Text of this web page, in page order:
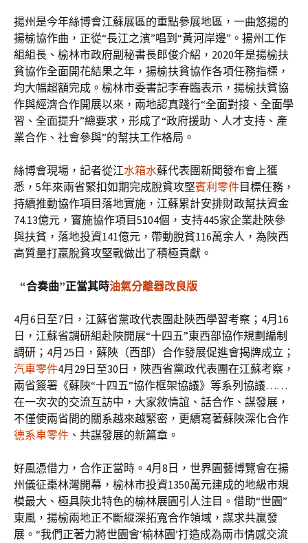
揚州是今年絲博會江蘇展區的重點參展地區，一曲悠揚的
揚榆協作曲，正從“長江之濱”唱到“黃河岸邊”。揚州工作
組組長、榆林市政府副秘書長郎俊介紹，2020年是揚榆扶
貧協作全面開花結果之年，揚榆扶貧協作各項任務指標，
均大幅超額完成。榆林市委書記李春臨表示，揚榆扶貧協
作與經濟合作開展以來，兩地認真踐行“全面對接、全面學
習、全面提升”總要求，形成了“政府援助、人才支持、產
業合作、社會參與”的幫扶工作格局。
絲博會現場，記者從江水箱水蘇代表團新聞發布會上獲
悉，5年來兩省緊扣如期完成脫貧攻堅賓利零件目標任務，
持續推動協作項目落地實施，江蘇累計安排財政幫扶資金
74.13億元，實施協作項目5104個，支持445家企業赴陜參
與扶貧，落地投資141億元，帶動脫貧116萬余人，為陜西
高質量打贏脫貧攻堅戰做出了積極貢獻。
“合奏曲”正當其時油氣分離器改良版
4月6日至7日，江蘇省黨政代表團赴陜西學習考察；4月16
日，江蘇省調研組赴陜開展“十四五”東西部協作規劃編制
調研；4月25日，蘇陜（西部）合作發展促進會揭牌成立；
汽車零件4月29日至30日，陜西省黨政代表團在江蘇考察，
兩省簽署《蘇陜“十四五”協作框架協議》等系列協議……
在一次次的交流互訪中，大家敘情誼、話合作、謀發展，
不僅使兩省間的關系越來越緊密，更續寫著蘇陜深化合作
德系車零件 、共謀發展的新篇章。
好風憑借力，合作正當時。4月8日，世界園藝博覽會在揚
州儀征棗林灣開幕，榆林市投資1350萬元建成的地級市規
模最大、極具陜北特色的榆林展園引人注目。借助“世園”
東風，揚榆兩地正不斷縱深拓寬合作領域，謀求共贏發
展。“我們正著力將世園會‘榆林園’打造成為兩市情感交流